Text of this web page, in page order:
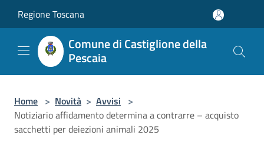
Regione Toscana
Comune di Castiglione della
Pescaia
Home > Novità > Avvisi >
Notiziario affidamento determina a contrarre – acquisto
sacchetti per deiezioni animali 2025